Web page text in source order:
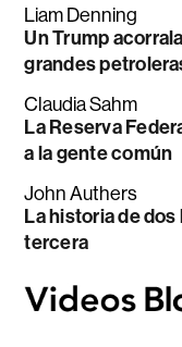
Liam Denning
Un Trump
grandes
Claudia Sahm
La Reserva
a la gente común
John Authers
La historia de
tercera